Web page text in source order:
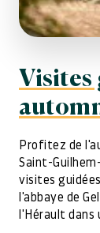
Visites
Profitez de
Saint-
visites
l'abbaye de
l'Hérault